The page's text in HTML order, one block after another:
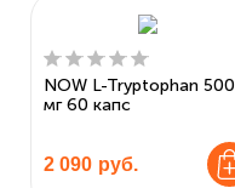
NOW L-Tryptophan 500
мг 60 капс
2 090 руб.